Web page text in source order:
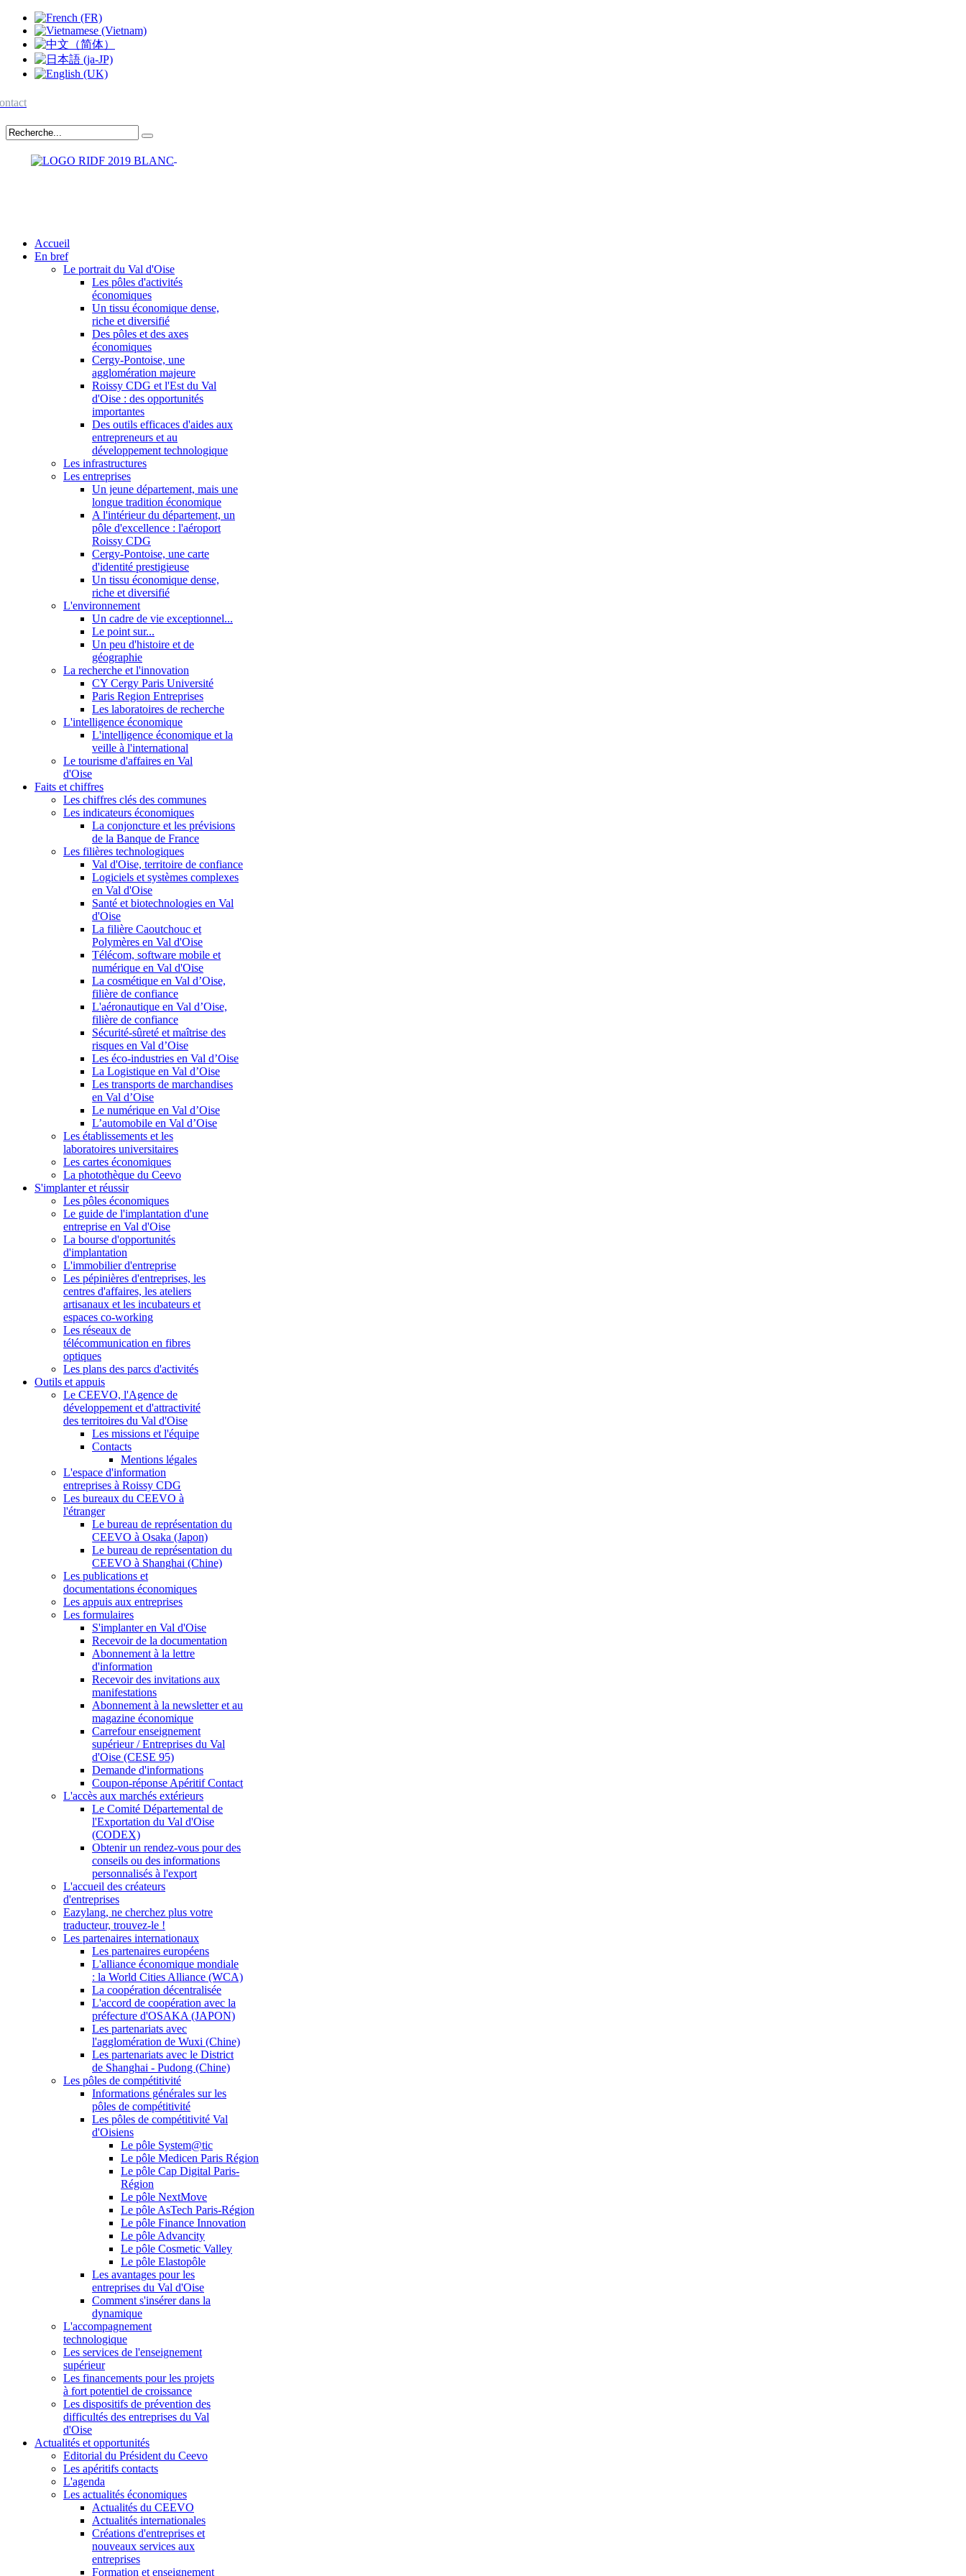
Accueil
En bref
Le portrait du Val d'Oise
Les pôles d'activités
économiques
Un tissu économique dense,
riche et diversifié
Des pôles et des axes
économiques
Cergy-Pontoise, une
agglomération majeure
Roissy CDG et l'Est du Val
d'Oise : des opportunités
importantes
Des outils efficaces d'aides aux
entrepreneurs et au
développement technologique
Les infrastructures
Les entreprises
Un jeune département, mais une
longue tradition économique
A l'intérieur du département, un
pôle d'excellence : l'aéroport
Roissy CDG
Cergy-Pontoise, une carte
d'identité prestigieuse
Un tissu économique dense,
riche et diversifié
L'environnement
Un cadre de vie exceptionnel...
Le point sur...
Un peu d'histoire et de
géographie
La recherche et l'innovation
CY Cergy Paris Université
Paris Region Entreprises
Les laboratoires de recherche
L'intelligence économique
L'intelligence économique et la
veille à l'international
Le tourisme d'affaires en Val
d'Oise
Faits et chiffres
Les chiffres clés des communes
Les indicateurs économiques
La conjoncture et les prévisions
de la Banque de France
Les filières technologiques
Val d'Oise, territoire de confiance
Logiciels et systèmes complexes
en Val d'Oise
Santé et biotechnologies en Val
d'Oise
La filière Caoutchouc et
Polymères en Val d'Oise
Télécom, software mobile et
numérique en Val d'Oise
La cosmétique en Val d’Oise,
filière de confiance
L'aéronautique en Val d’Oise,
filière de confiance
Sécurité-sûreté et maîtrise des
risques en Val d’Oise
Les éco-industries en Val d’Oise
La Logistique en Val d’Oise
Les transports de marchandises
en Val d’Oise
Le numérique en Val d’Oise
L’automobile en Val d’Oise
Les établissements et les
laboratoires universitaires
Les cartes économiques
La photothèque du Ceevo
S'implanter et réussir
Les pôles économiques
Le guide de l'implantation d'une
entreprise en Val d'Oise
La bourse d'opportunités
d'implantation
L'immobilier d'entreprise
Les pépinières d'entreprises, les
centres d'affaires, les ateliers
artisanaux et les incubateurs et
espaces co-working
Les réseaux de
télécommunication en fibres
optiques
Les plans des parcs d'activités
Outils et appuis
Le CEEVO, l'Agence de
développement et d'attractivité
des territoires du Val d'Oise
Les missions et l'équipe
Contacts
Mentions légales
L'espace d'information
entreprises à Roissy CDG
Les bureaux du CEEVO à
l'étranger
Le bureau de représentation du
CEEVO à Osaka (Japon)
Le bureau de représentation du
CEEVO à Shanghai (Chine)
Les publications et
documentations économiques
Les appuis aux entreprises
Les formulaires
S'implanter en Val d'Oise
Recevoir de la documentation
Abonnement à la lettre
d'information
Recevoir des invitations aux
manifestations
Abonnement à la newsletter et au
magazine économique
Carrefour enseignement
supérieur / Entreprises du Val
d'Oise (CESE 95)
Demande d'informations
Coupon-réponse Apéritif Contact
L'accès aux marchés extérieurs
Le Comité Départemental de
l'Exportation du Val d'Oise
(CODEX)
Obtenir un rendez-vous pour des
conseils ou des informations
personnalisés à l'export
L'accueil des créateurs
d'entreprises
Eazylang, ne cherchez plus votre
traducteur, trouvez-le !
Les partenaires internationaux
Les partenaires européens
L'alliance économique mondiale
: la World Cities Alliance (WCA)
La coopération décentralisée
L'accord de coopération avec la
préfecture d'OSAKA (JAPON)
Les partenariats avec
l'agglomération de Wuxi (Chine)
Les partenariats avec le District
de Shanghai - Pudong (Chine)
Les pôles de compétitivité
Informations générales sur les
pôles de compétitivité
Les pôles de compétitivité Val
d'Oisiens
Le pôle System@tic
Le pôle Medicen Paris Région
Le pôle Cap Digital Paris-
Région
Le pôle NextMove
Le pôle AsTech Paris-Région
Le pôle Finance Innovation
Le pôle Advancity
Le pôle Cosmetic Valley
Le pôle Elastopôle
Les avantages pour les
entreprises du Val d'Oise
Comment s'insérer dans la
dynamique
L'accompagnement
technologique
Les services de l'enseignement
supérieur
Les financements pour les projets
à fort potentiel de croissance
Les dispositifs de prévention des
difficultés des entreprises du Val
d'Oise
Actualités et opportunités
Editorial du Président du Ceevo
Les apéritifs contacts
L'agenda
Les actualités économiques
Actualités du CEEVO
Actualités internationales
Créations d'entreprises et
nouveaux services aux
entreprises
Formation et enseignement